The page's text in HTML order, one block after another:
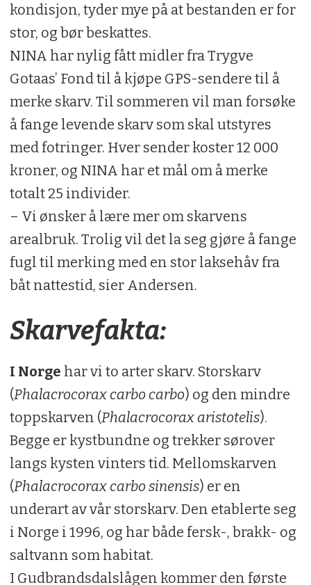
kondisjon, tyder mye på at bestanden er for
stor, og bør beskattes.
NINA har nylig fått midler fra Trygve
Gotaas’ Fond til å kjøpe GPS-sendere til å
merke skarv. Til sommeren vil man forsøke
å fange levende skarv som skal utstyres
med fotringer. Hver sender koster 12 000
kroner, og NINA har et mål om å merke
totalt 25 individer.
– Vi ønsker å lære mer om skarvens
arealbruk. Trolig vil det la seg gjøre å fange
fugl til merking med en stor laksehåv fra
båt nattestid, sier Andersen.
Skarvefakta:
I Norge har vi to arter skarv. Storskarv
(Phalacrocorax carbo carbo) og den mindre
toppskarven (Phalacrocorax aristotelis).
Begge er kystbundne og trekker sørover
langs kysten vinters tid. Mellomskarven
(Phalacrocorax carbo sinensis) er en
underart av vår storskarv. Den etablerte seg
i Norge i 1996, og har både fersk-, brakk- og
saltvann som habitat.
I Gudbrandsdalslågen kommer den første